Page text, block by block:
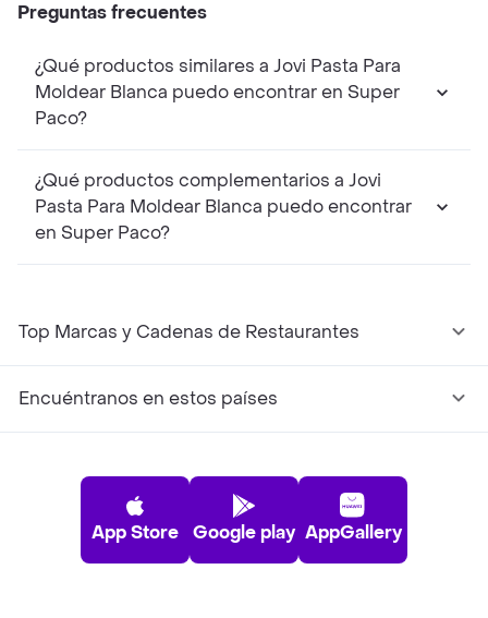
Preguntas frecuentes
¿Qué productos similares a Jovi Pasta Para
Moldear Blanca puedo encontrar en Super
Paco?
¿Qué productos complementarios a Jovi
Pasta Para Moldear Blanca puedo encontrar
en Super Paco?
Top Marcas y Cadenas de Restaurantes
Encuéntranos en estos países
App Store Google play AppGallery